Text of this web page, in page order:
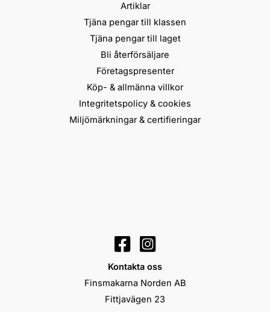
Artiklar
Tjäna pengar till klassen
Tjäna pengar till laget
Bli återförsäljare
Företagspresenter
Köp- & allmänna villkor
Integritetspolicy & cookies
Miljömärkningar & certifieringar
Kontakta oss
Finsmakarna Norden AB
Fittjavägen 23